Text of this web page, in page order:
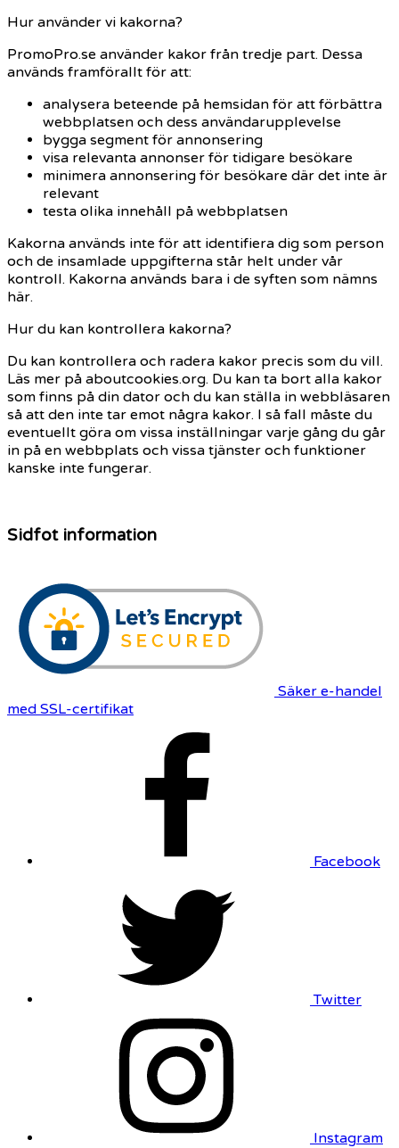
Hur använder vi kakorna?
PromoPro.se använder kakor från tredje part. Dessa
används framförallt för att:
analysera beteende på hemsidan för att förbättra
webbplatsen och dess användarupplevelse
bygga segment för annonsering
visa relevanta annonser för tidigare besökare
minimera annonsering för besökare där det inte är
relevant
testa olika innehåll på webbplatsen
Kakorna används inte för att identifiera dig som person
och de insamlade uppgifterna står helt under vår
kontroll. Kakorna används bara i de syften som nämns
här.
Hur du kan kontrollera kakorna?
Du kan kontrollera och radera kakor precis som du vill.
Läs mer på aboutcookies.org. Du kan ta bort alla kakor
som finns på din dator och du kan ställa in webbläsaren
så att den inte tar emot några kakor. I så fall måste du
eventuellt göra om vissa inställningar varje gång du går
in på en webbplats och vissa tjänster och funktioner
kanske inte fungerar.
Sidfot information
Säker e-handel
med SSL-certifikat
Facebook
Twitter
Instagram